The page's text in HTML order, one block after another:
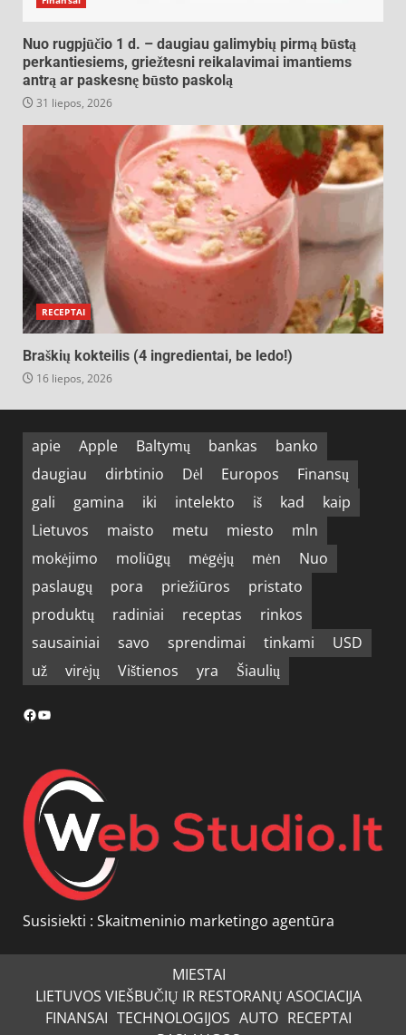
Nuo rugpjūčio 1 d. – daugiau galimybių pirmą būstą
perkantiesiems, griežtesni reikalavimai imantiems
antrą ar paskesnę būsto paskolą
31 liepos, 2026
RECEPTAI
Braškių kokteilis (4 ingredientai, be ledo!)
16 liepos, 2026
apie Apple Baltymų bankas
banko
daugiau
dirbtinio Dėl Europos
Finansų
gali
gamina iki intelekto iš kad
kaip
Lietuvos
maisto metu miesto
mln
mokėjimo
moliūgų mėgėjų mėn
Nuo
paslaugų
pora priežiūros
pristato
produktų
radiniai receptas
rinkos
sausainiai
savo sprendimai tinkami
USD
už
virėjų Vištienos yra Šiaulių
Facebook
YouTube
Susisiekti : Skaitmeninio marketingo agentūra
MIESTAI
LIETUVOS VIEŠBUČIŲ IR RESTORANŲ ASOCIACIJA
FINANSAI TECHNOLOGIJOS AUTO RECEPTAI